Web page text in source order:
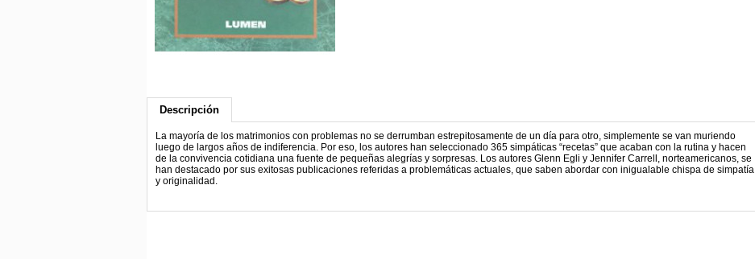
Descripción
La mayoría de los matrimonios con problemas no se derrumban estrepitosamente de un día para otro, simplemente se van muriendo
luego de largos años de indiferencia. Por eso, los autores han seleccionado 365 simpáticas “recetas” que acaban con la rutina y hacen
de la convivencia cotidiana una fuente de pequeñas alegrías y sorpresas. Los autores Glenn Egli y Jennifer Carrell, norteamericanos, se
han destacado por sus exitosas publicaciones referidas a problemáticas actuales, que saben abordar con inigualable chispa de simpatía
y originalidad.